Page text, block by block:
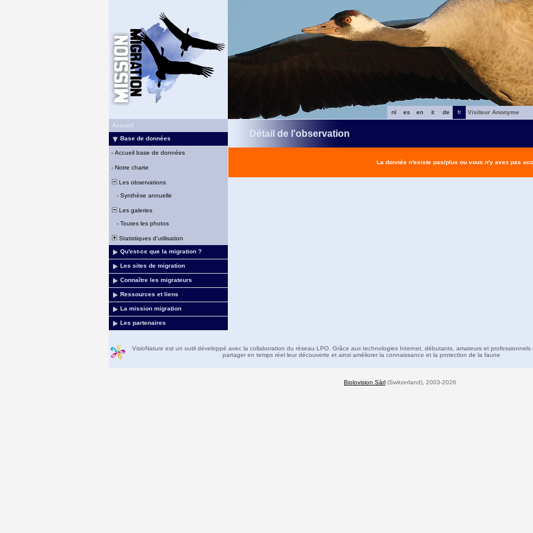
fr
de
it
en
es
nl
Visiteur Anonyme
Accueil
Base de données
- Accueil base de données
- Notre charte
Les observations
- Synthèse annuelle
Les galeries
- Toutes les photos
Statistiques d'utilisation
Qu'est-ce que la migration ?
Les sites de migration
Connaître les migrateurs
Ressources et liens
La mission migration
Les partenaires
Détail de l'observation
La donnée n'existe pas/plus ou vous n'y avez pas
VisioNature est un outil développé avec la collaboration du réseau LPO. Grâce aux technologies Internet, débutants, amateurs et professionnels
partager en temps réel leur découverte et ainsi améliorer la connaissance et la protection de la faune
Biolovision Sàrl (Switzerland), 2003-2026